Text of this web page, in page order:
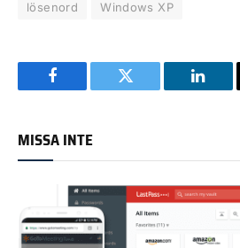
lösenord Windows XP
Facebook Twitter
MISSA INTE